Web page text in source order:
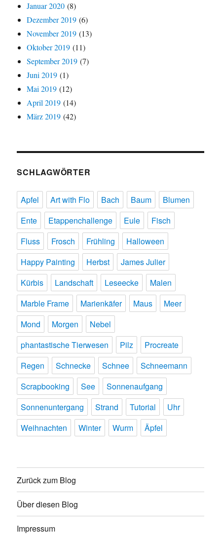
Januar 2020 (8)
Dezember 2019 (6)
November 2019 (13)
Oktober 2019 (11)
September 2019 (7)
Juni 2019 (1)
Mai 2019 (12)
April 2019 (14)
März 2019 (42)
SCHLAGWÖRTER
Apfel Art with Flo Bach Baum
Blumen
Ente
Etappenchallenge Eule
Fisch
Fluss
Frosch Frühling
Halloween
Happy Painting
Herbst
James Julier
Kürbis
Landschaft Leseecke
Malen
Marble Frame
Marienkäfer Maus
Meer
Mond
Morgen
Nebel
phantastische Tierwesen
Pilz
Procreate
Regen
Schnecke Schnee
Schneemann
Scrapbooking
See
Sonnenaufgang
Sonnenuntergang
Strand Tutorial
Uhr
Weihnachten
Winter Wurm Äpfel
Zurück zum Blog
Über diesen Blog
Impressum